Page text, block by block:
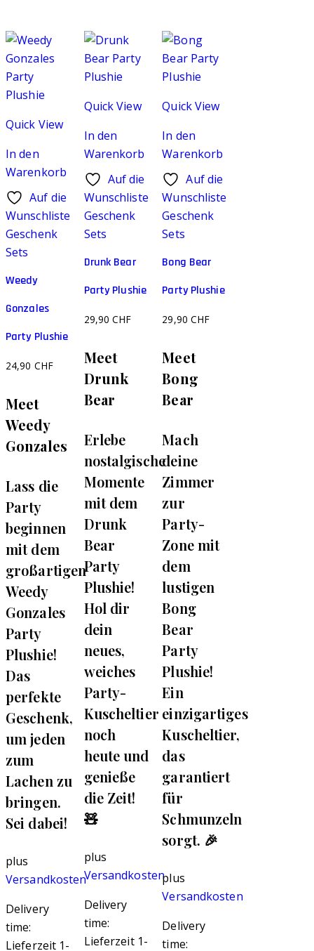
Quick View
In den
Warenkorb
Auf die
Wunschliste
Geschenk
Sets
Weedy
Gonzales
Party Plushie
24,90 CHF
Meet
Weedy
Gonzales
Lass die
Party
beginnen
mit dem
großartigen
Weedy
Gonzales
Party
Plushie!
Das
perfekte
Geschenk,
um jeden
zum
Lachen zu
bringen.
Sei dabei!
plus
Versandkosten
Delivery
time:
Lieferzeit 1-
Quick View
In den
Warenkorb
Auf die
Wunschliste
Geschenk
Sets
Drunk Bear
Party Plushie
29,90CHF
Meet
Drunk
Bear
Erlebe
nostalgische
Momente
mit dem
Drunk
Bear
Party
Plushie!
Hol dir
dein
neues,
weiches
Party-
Kuscheltier
noch
heute und
genieße
die Zeit!
🧸
plus
Versandkosten
Delivery
time:
Lieferzeit 1-
Quick View
In den
Warenkorb
Auf die
Wunschliste
Geschenk
Sets
Bong Bear
Party Plushie
29,90 CHF
Meet
Bong
Bear
Mach
deine
Zimmer
zur
Party-
Zone mit
dem
lustigen
Bong
Bear
Party
Plushie!
Ein
einzigartiges
Kuscheltier,
das
garantiert
für
Schmunzeln
sorgt. 🎉
plus
Versandkosten
Delivery
time: